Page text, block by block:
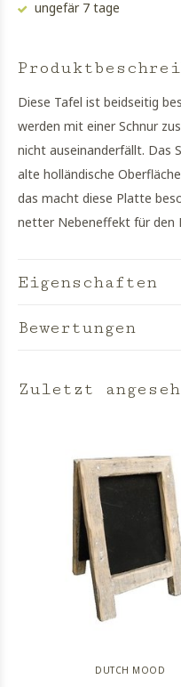
ungefär 7 tage
Diese Tafel ist beidseitig
werden mit einer Schnur
nicht auseinanderfällt. Das
alte holländische
das macht diese Platte
netter Nebeneffekt für den
Eigenschaften
Bewertungen
Zuletzt
DUTCH MOOD